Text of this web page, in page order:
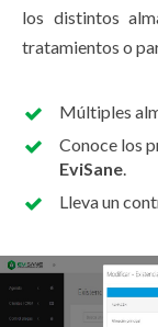
los distintos
tratamientos o
Múltiples
Conoce los
EviSane.
Lleva un